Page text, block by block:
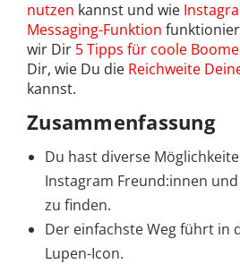
nutzen kannst und wie
Messaging-Funktion
wir Dir 5 Tipps für coole
Dir, wie Du die Reichweite
kannst.
Zusammenfassung
Du hast diverse
Instagram Freund:innen
zu finden.
Der einfachste Weg führt in
Lupen-Icon.